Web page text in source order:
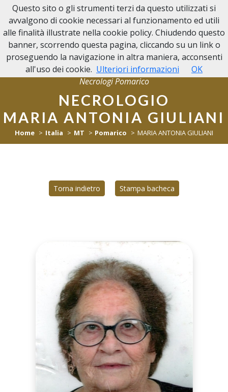
NECROLOGI POMARICO
Necrologi Pomarico
NECROLOGIO
MARIA ANTONIA GIULIANI
Home Italia MT Pomarico MARIA ANTONIA GIULIANI
Torna indietro Stampa bacheca
Questo sito o gli strumenti terzi da questo utilizzati si
avvalgono di cookie necessari al funzionamento ed utili
alle finalità illustrate nella cookie policy. Chiudendo questo
banner, scorrendo questa pagina, cliccando su un link o
proseguendo la navigazione in altra maniera, acconsenti
all'uso dei cookie. Ulteriori informazioni OK